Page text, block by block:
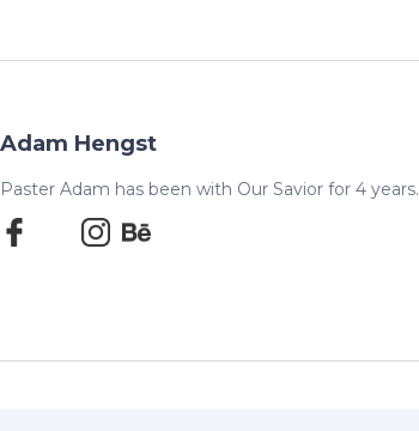
Adam Hengst
Paster Adam has been with Our Savior for 4 years.